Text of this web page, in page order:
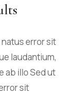
error sit
laudantium,
ab illo Sed ut
sit